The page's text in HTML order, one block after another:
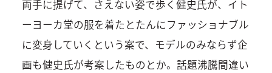
両手に提げて、さえない姿で歩く健史氏が、イト
ーヨーカ堂の服を着たとたんにファッショナブル
に変身していくという案で、モデルのみならず企
画も健史氏が考案したものとか。話題沸騰間違い